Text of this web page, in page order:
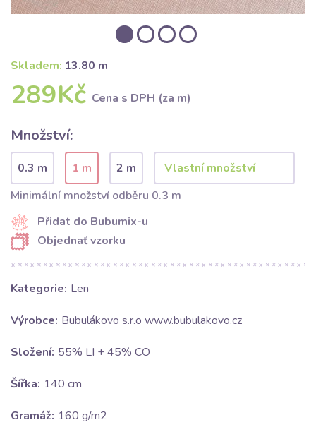
Skladem: 13.80 m
289Kč Cena s DPH (za m)
Množství:
0.3 m 1 m
2 m
Minimální množství odběru 0.3 m
Přidat do Bubumix-u
Objednať vzorku
Kategorie: Len
Výrobce: Bubulákovo s.r.o www.bubulakovo.cz
Složení: 55% LI + 45% CO
Šířka: 140 cm
Gramáž: 160 g/m2